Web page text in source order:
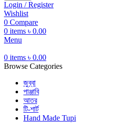
Login / Register
Wishlist
0 Compare
0 items ৳ 0.00
Menu
0 items ৳ 0.00
Browse Categories
জুব্বা
পাঞ্জাবি
আতর
টি-শার্ট
Hand Made Tupi